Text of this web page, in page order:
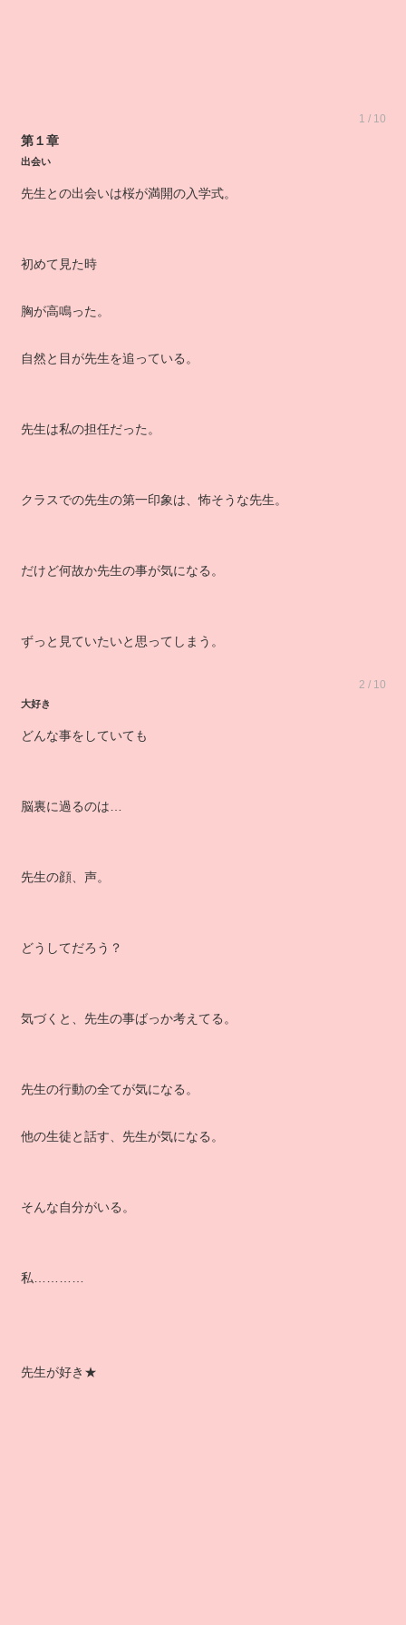
1 / 10
第１章
出会い
先生との出会いは桜が満開の入学式。
初めて見た時
胸が高鳴った。
自然と目が先生を追っている。
先生は私の担任だった。
クラスでの先生の第一印象は、怖そうな先生。
だけど何故か先生の事が気になる。
ずっと見ていたいと思ってしまう。
2 / 10
大好き
どんな事をしていても
脳裏に過るのは…
先生の顔、声。
どうしてだろう？
気づくと、先生の事ばっか考えてる。
先生の行動の全てが気になる。
他の生徒と話す、先生が気になる。
そんな自分がいる。
私…………
先生が好き★